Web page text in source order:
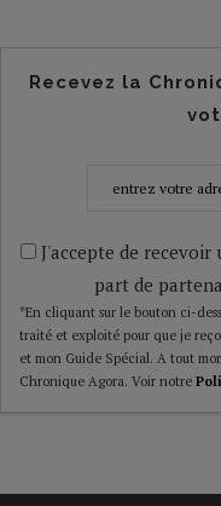
Recevez la
J'accepte de
part de
*En cliquant sur le bouton ci-
traité et exploité pour que je
et mon Guide Spécial. A tout
Chronique Agora. Voir notre